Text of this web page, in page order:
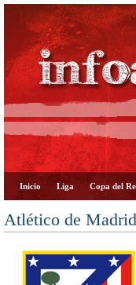
Inicio Liga Copa del
Atlético de